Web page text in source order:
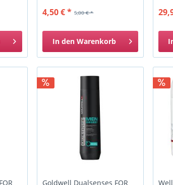
5,00 € *
4,50 € *
In den Warenkorb
Goldwell Dualsenses FOR